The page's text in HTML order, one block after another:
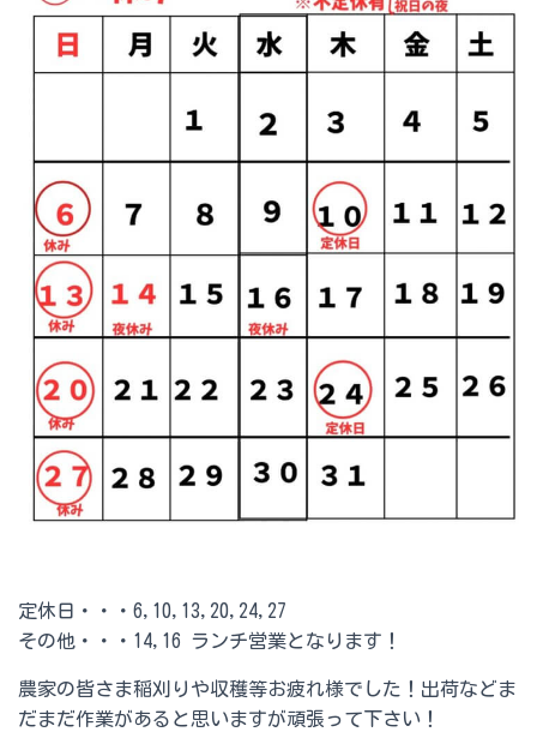
定休日・・・6,10,13,20,24,27
その他・・・14,16 ランチ営業となります！
農家の皆さま稲刈りや収穫等お疲れ様でした！出荷などま
だまだ作業があると思いますが頑張って下さい！